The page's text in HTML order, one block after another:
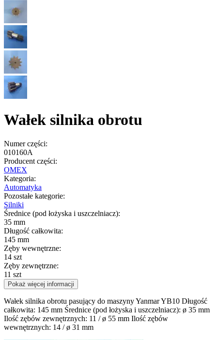
Wałek silnika obrotu
Numer części:
010160A
Producent części:
OMEX
Kategoria:
Automatyka
Pozostałe kategorie:
Silniki
Średnice (pod łożyska i uszczelniacz):
35 mm
Długość całkowita:
145 mm
Zęby wewnętrzne:
14 szt
Zęby zewnętrzne:
11 szt
Pokaż więcej informacji
Wałek silnika obrotu pasujący do maszyny Yanmar YB10 Długość
całkowita: 145 mm Średnice (pod łożyska i uszczelniacz): ø 35 mm
Ilość zębów zewnętrznych: 11 / ø 55 mm Ilość zębów
wewnętrznych: 14 / ø 31 mm